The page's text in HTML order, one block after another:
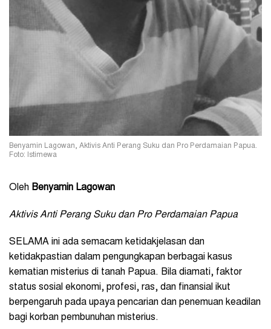
Benyamin Lagowan, Aktivis Anti Perang Suku dan Pro Perdamaian Papua.
Foto: Istimewa
Oleh Benyamin Lagowan
Aktivis Anti Perang Suku dan Pro Perdamaian Papua
SELAMA ini ada semacam ketidakjelasan dan
ketidakpastian dalam pengungkapan berbagai kasus
kematian misterius di tanah Papua. Bila diamati, faktor
status sosial ekonomi, profesi, ras, dan finansial ikut
berpengaruh pada upaya pencarian dan penemuan keadilan
bagi korban pembunuhan misterius.